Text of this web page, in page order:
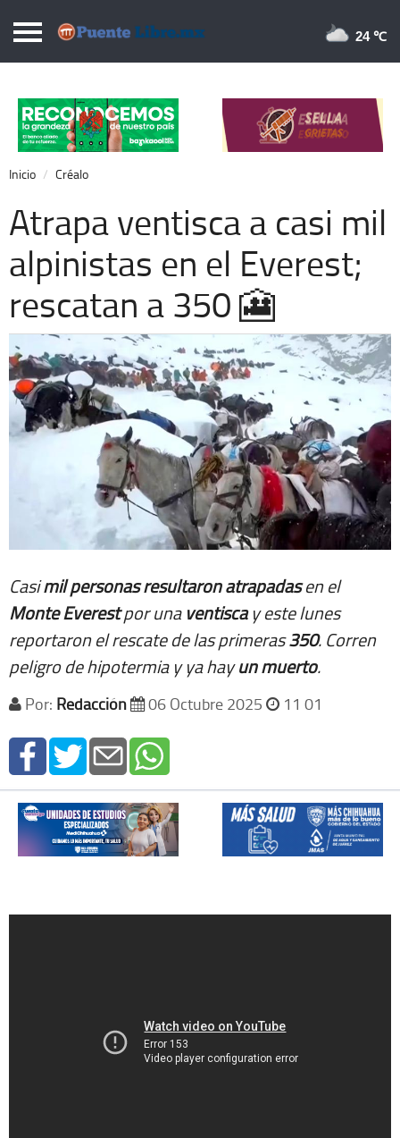
Puentelibre.mx
Local
Nacional
Opinión
Cronos
Economía
Espectáculos
Extra +
24 ℃
Inicio Créalo
Atrapa ventisca a casi mil
alpinistas en el Everest;
rescatan a 350 🎦
Casimil personas resultaron atrapadasen el
Monte Everestpor una ventiscay este lunes
reportaron el rescate de las primeras350. Corren
peligro de hipotermia y ya hayun muerto.
Por: Redacción 06 Octubre 2025 11 01